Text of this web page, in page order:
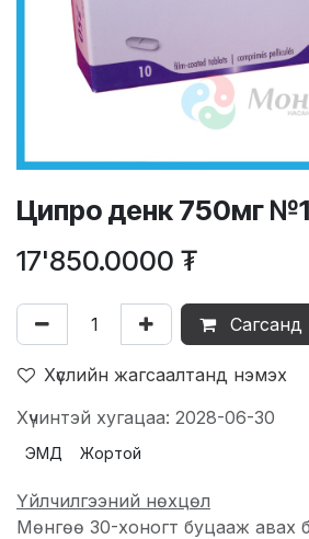
Ципро денк 750мг
17'850.0000 ₮
Сагсанд
Хүслийн жагсаалтанд нэмэх
Хүчинтэй хугацаа: 2028-06-30
ЭМД Жортой
Үйлчилгээний нөхцөл
Мөнгөө 30-хоногт буцааж авах